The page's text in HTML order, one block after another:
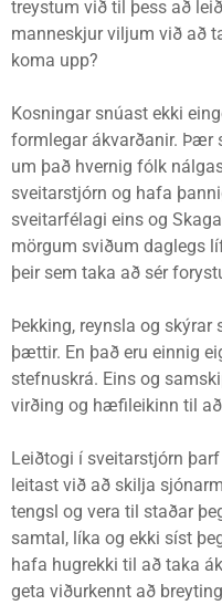
treystum við til þess að
manneskjur viljum við að
koma upp?
Kosningar snúast ekki
formlegar ákvarðanir. Þær
um það hvernig fólk
sveitarstjórn og hafa
sveitarfélagi eins og
mörgum sviðum daglegs
þeir sem taka að sér
Þekking, reynsla og
þættir. En það eru einnig
stefnuskrá. Eins og
virðing og hæfileikinn til
Leiðtogi í sveitarstjórn
leitast við að skilja
tengsl og vera til staðar
samtal, líka og ekki síst
hafa hugrekki til að taka
geta viðurkennt að